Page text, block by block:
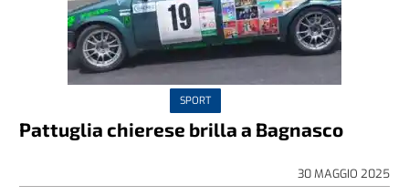
SPORT
Pattuglia chierese brilla a Bagnasco
30 MAGGIO 2025